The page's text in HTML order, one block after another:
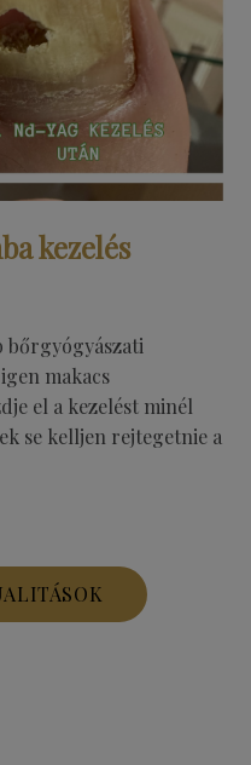
kezelés
bőrgyógyászati
makacs
el a kezelést minél
se kelljen rejtegetnie a